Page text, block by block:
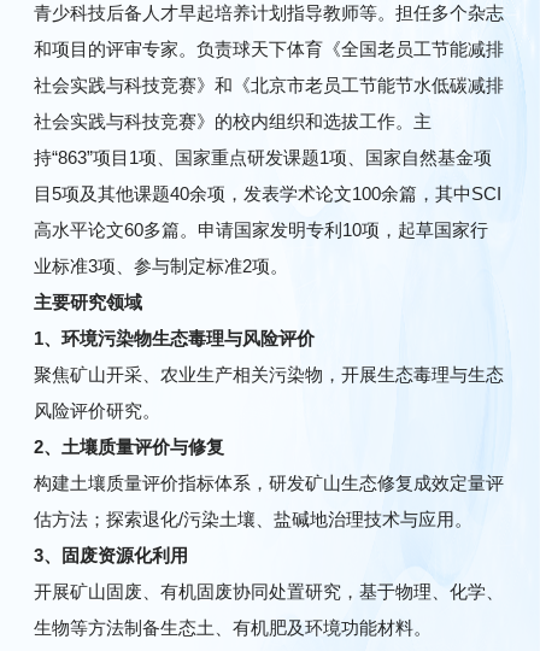
青少科技后备人才早起培养计划指导教师等。担任多个杂志
和项目的评审专家。负责球天下体育《全国老员工节能减排
社会实践与科技竞赛》和《北京市老员工节能节水低碳减排
社会实践与科技竞赛》的校内组织和选拔工作。主
持“863”项目1项、国家重点研发课题1项、国家自然基金项
目5项及其他课题40余项，发表学术论文100余篇，其中SCI
高水平论文60多篇。申请国家发明专利10项，起草国家行
业标准3项、参与制定标准2项。
主要研究领域
1、环境污染物生态毒理与风险评价
聚焦矿山开采、农业生产相关污染物，开展生态毒理与生态
风险评价研究。
2、 土壤质量评价与修复
构建土壤质量评价指标体系，研发矿山生态修复成效定量评
估方法；探索退化/污染土壤、盐碱地治理技术与应用。
3、 固废资源化利用
开展矿山固废、有机固废协同处置研究，基于物理、化学、
生物等方法制备生态土、有机肥及环境功能材料。